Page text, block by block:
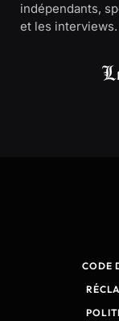
indépendants,
et les interviews.
CODE